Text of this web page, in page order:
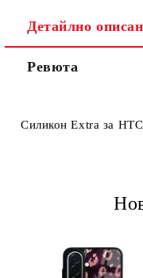
Детайлно
Ревюта
Силикон Extra за